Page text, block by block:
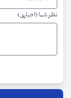
نظر شما (اجباری)